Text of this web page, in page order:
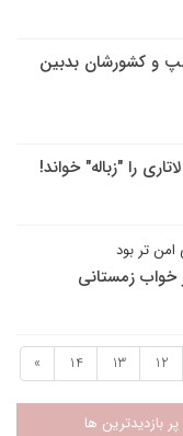
و کشورشان بدبین
را "زباله" خواند!
تر بود
زمستانی
12
13
14
»
پر بازدیدترین ها